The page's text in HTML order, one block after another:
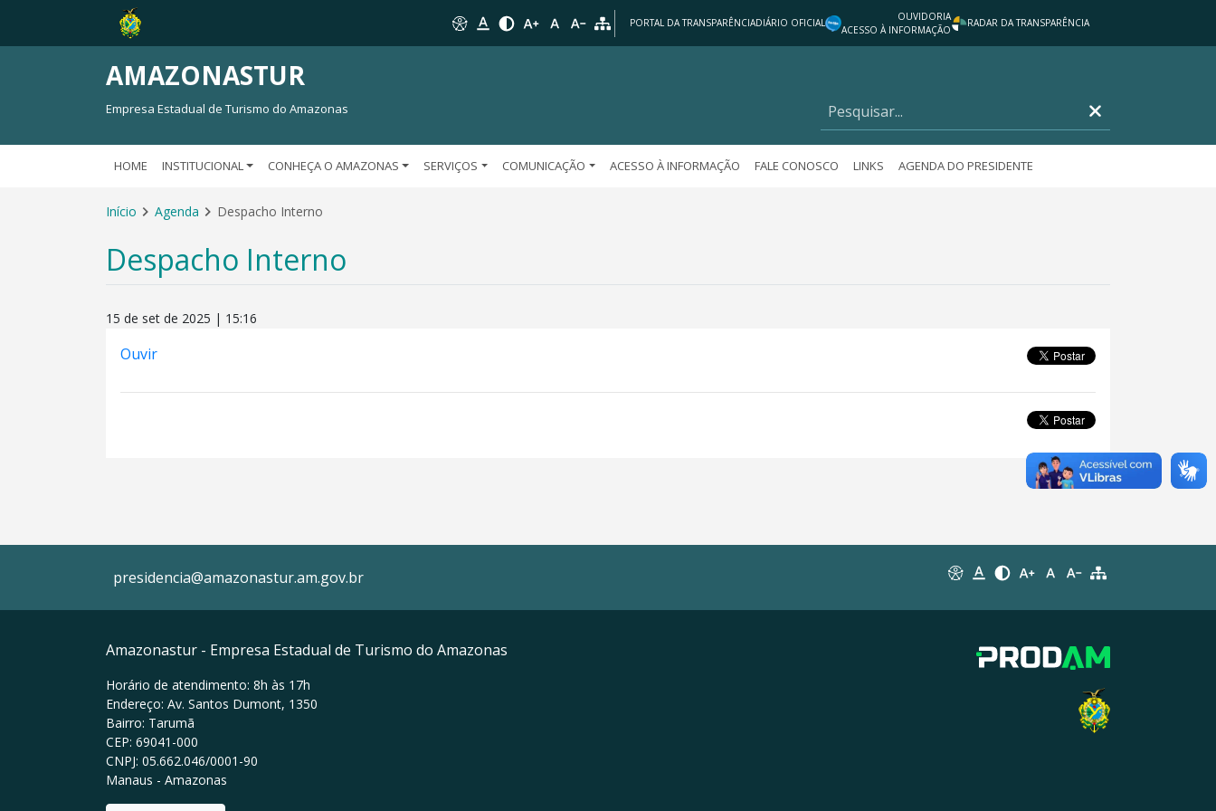
PORTAL DA TRANSPARÊNCIADIÁRIO OFICIAL
OUVIDORIA
ACESSO À INFORMAÇÃO
RADAR DA TRANSPARÊNCIA
AMAZONASTUR
Empresa Estadual de Turismo do Amazonas
HOME INSTITUCIONAL CONHEÇA O AMAZONAS SERVIÇOS COMUNICAÇÃO ACESSO À INFORMAÇÃO FALE CONOSCO LINKS AGENDA DO PRESIDENTE
Início Agenda Despacho Interno
Despacho Interno
15 de set de 2025 | 15:16
Ouvir
presidencia@amazonastur.am.gov.br
Amazonastur - Empresa Estadual de Turismo do Amazonas
Horário de atendimento: 8h às 17h
Endereço: Av. Santos Dumont, 1350
Bairro: Tarumã
CEP: 69041-000
CNPJ: 05.662.046/0001-90
Manaus - Amazonas